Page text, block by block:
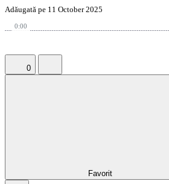
Adăugată pe 11 October 2025
0:00
0
Favorit